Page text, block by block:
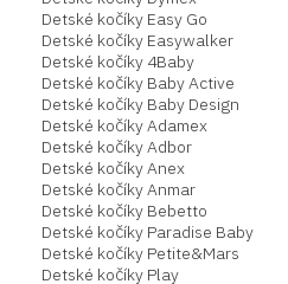
Detské kočíky Easy Go
Detské kočíky Easywalker
Detské kočíky 4Baby
Detské kočíky Baby Active
Detské kočíky Baby Design
Detské kočíky Adamex
Detské kočíky Adbor
Detské kočíky Anex
Detské kočíky Anmar
Detské kočíky Bebetto
Detské kočíky Paradise Baby
Detské kočíky Petite&Mars
Detské kočíky Play